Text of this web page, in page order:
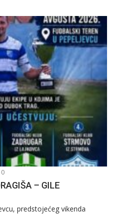
0
– GILE
predstojećeg vikenda